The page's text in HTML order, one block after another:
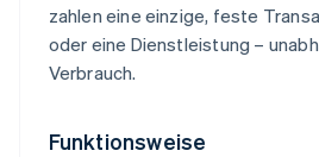
zahlen eine einzige, feste
oder eine Dienstleistung –
Verbrauch.
Funktionsweise